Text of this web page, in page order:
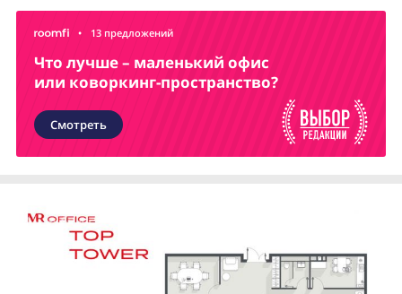
• 13 предложений
Что лучше – маленький офис
или коворкинг-пространство?
Смотреть